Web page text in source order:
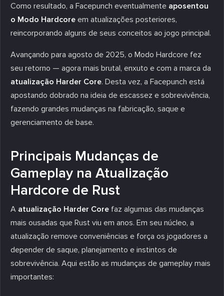
Como resultado, a Facepunch eventualmente aposentou
o Modo Hardcore em atualizações posteriores,
reincorporando alguns de seus conceitos ao jogo principal.
Avançando para agosto de 2025, o Modo Hardcore fez
seu retorno — agora mais brutal, enxuto e com a marca da
atualização Harder Core. Desta vez, a Facepunch está
apostando dobrado na ideia de escassez e sobrevivência,
fazendo grandes mudanças na fabricação, saque e
gerenciamento de base.
Principais Mudanças de
Gameplay na Atualização
Hardcore de Rust
A atualização Harder Core faz algumas das mudanças
mais ousadas que Rust viu em anos. Em seu núcleo, a
atualização remove conveniências e força os jogadores a
depender de saque, planejamento e instintos de
sobrevivência. Aqui estão as mudanças de gameplay mais
importantes: